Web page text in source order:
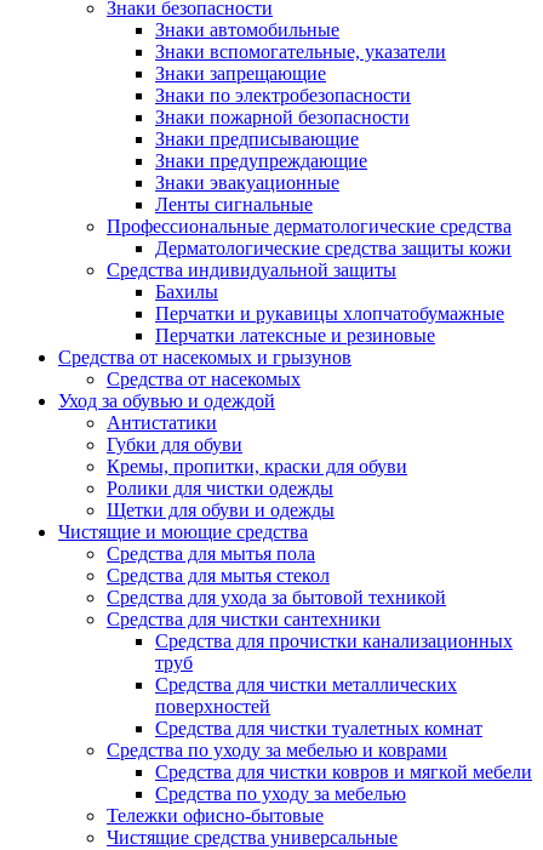
Знаки безопасности
Знаки автомобильные
Знаки вспомогательные, указатели
Знаки запрещающие
Знаки по электробезопасности
Знаки пожарной безопасности
Знаки предписывающие
Знаки предупреждающие
Знаки эвакуационные
Ленты сигнальные
Профессиональные дерматологические средства
Дерматологические средства защиты кожи
Средства индивидуальной защиты
Бахилы
Перчатки и рукавицы хлопчатобумажные
Перчатки латексные и резиновые
Средства от насекомых и грызунов
Средства от насекомых
Уход за обувью и одеждой
Антистатики
Губки для обуви
Кремы, пропитки, краски для обуви
Ролики для чистки одежды
Щетки для обуви и одежды
Чистящие и моющие средства
Средства для мытья пола
Средства для мытья стекол
Средства для ухода за бытовой техникой
Средства для чистки сантехники
Средства для прочистки канализационных
труб
Средства для чистки металлических
поверхностей
Средства для чистки туалетных комнат
Средства по уходу за мебелью и коврами
Средства для чистки ковров и мягкой мебели
Средства по уходу за мебелью
Тележки офисно-бытовые
Чистящие средства универсальные